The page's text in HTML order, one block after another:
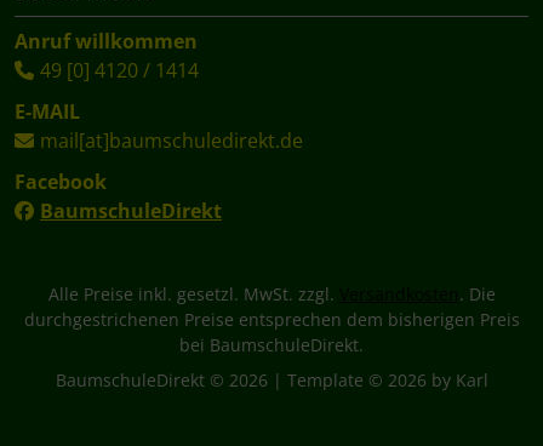
Anruf willkommen
49 [0] 4120 / 1414
E-MAIL
mail[at]baumschuledirekt.de
Facebook
BaumschuleDirekt
Alle Preise inkl. gesetzl. MwSt. zzgl. Versandkosten. Die
durchgestrichenen Preise entsprechen dem bisherigen Preis
bei BaumschuleDirekt.
BaumschuleDirekt © 2026 | Template © 2026 by Karl